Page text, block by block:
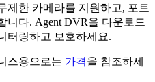
제한 카메라를 지원하고, 포트
니다. Agent DVR을 다운로드
터링하고 보호하세요.
스용으로는 가격을 참조하세